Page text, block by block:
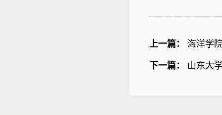
上一篇： 海洋学
下一篇： 山东大